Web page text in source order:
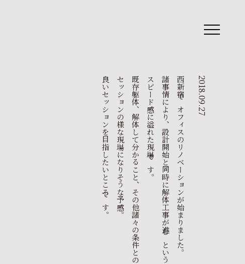
toggle
2018.09.27
西新宿でオフィスのリノベーションが始まりました。
諸
事
情
に
よ
り
、
設
計
開
始
と
同
時
に
解
体
工
事
が
進
む
と
い
う
ス
ピ
ー
ド
感
に
溢
れ
た
現
場
で
す
。
既
存
躯
体
、
解
体
し
て
分
か
る
こ
と
、
そ
の
他
諸
々
の
条
件
と
の
セ
ッ
シ
ョ
ン
の
様
な
現
場
に
な
り
そ
う
な
予
感
。
良いセッションを目指したいところです。